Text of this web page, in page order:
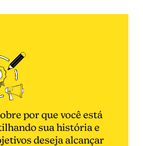
por que você está
sua história e
deseja alcançar